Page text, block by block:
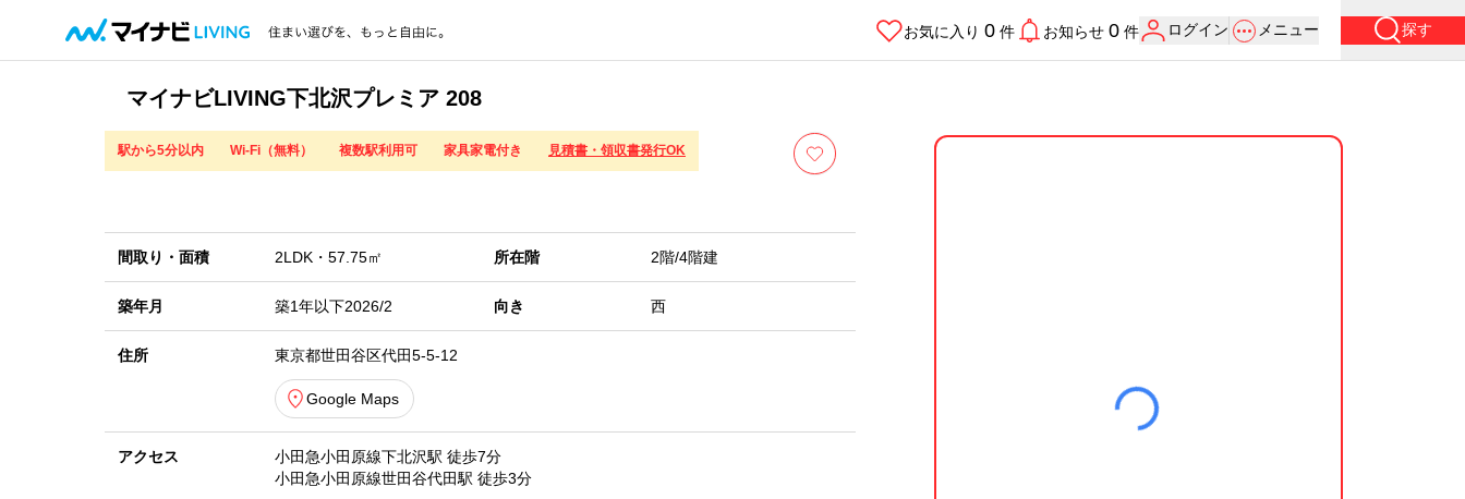
お気に入り 0 件 お知らせ 0 件 ログイン メニュー 探す
マイナビLIVING下北沢プレミア 208
駅から5分以内 Wi-Fi（無料） 複数駅利用可 家具家電付き 見積書・領収書発行OK
間取り・ 面積 2LDK・ 57.75㎡ 所在階 2階/4階建
築年月 築1年以下2026/2 向き 西
住所 東京都世田谷区代田5-5-12
Google Maps
アクセス
小田急小田原線下北沢駅 徒歩7分
小田急小田原線世田谷代田駅 徒歩3分